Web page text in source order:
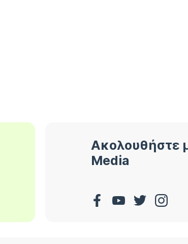
Ακολουθήστε
Media